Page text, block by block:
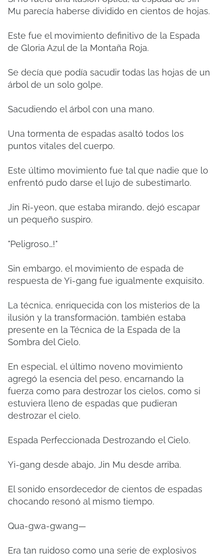
Mu parecía haberse dividido en cientos de hojas.
Este fue el movimiento definitivo de la Espada
de Gloria Azul de la Montaña Roja.
Se decía que podía sacudir todas las hojas de un
árbol de un solo golpe.
Sacudiendo el árbol con una mano.
Una tormenta de espadas asaltó todos los
puntos vitales del cuerpo.
Este último movimiento fue tal que nadie que lo
enfrentó pudo darse el lujo de subestimarlo.
Jin Ri-yeon, que estaba mirando, dejó escapar
un pequeño suspiro.
"Peligroso…!"
Sin embargo, el movimiento de espada de
respuesta de Yi-gang fue igualmente exquisito.
La técnica, enriquecida con los misterios de la
ilusión y la transformación, también estaba
presente en la Técnica de la Espada de la
Sombra del Cielo.
En especial, el último noveno movimiento
agregó la esencia del peso, encarnando la
fuerza como para destrozar los cielos, como si
estuviera lleno de espadas que pudieran
destrozar el cielo.
Espada Perfeccionada Destrozando el Cielo.
Yi-gang desde abajo, Jin Mu desde arriba.
El sonido ensordecedor de cientos de espadas
chocando resonó al mismo tiempo.
Qua-gwa-gwang—
Era tan ruidoso como una serie de explosivos